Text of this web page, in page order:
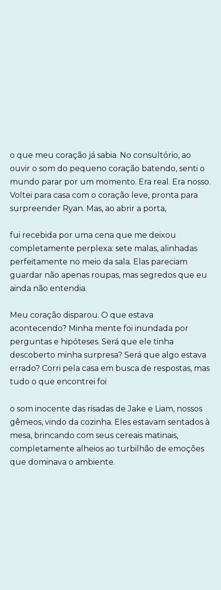
o que meu coração já sabia. No consultório, ao
ouvir o som do pequeno coração batendo, senti o
mundo parar por um momento. Era real. Era nosso.
Voltei para casa com o coração leve, pronta para
surpreender Ryan. Mas, ao abrir a porta,
fui recebida por uma cena que me deixou
completamente perplexa: sete malas, alinhadas
perfeitamente no meio da sala. Elas pareciam
guardar não apenas roupas, mas segredos que eu
ainda não entendia.
Meu coração disparou. O que estava
acontecendo? Minha mente foi inundada por
perguntas e hipóteses. Será que ele tinha
descoberto minha surpresa? Será que algo estava
errado? Corri pela casa em busca de respostas, mas
tudo o que encontrei foi
o som inocente das risadas de Jake e Liam, nossos
gêmeos, vindo da cozinha. Eles estavam sentados à
mesa, brincando com seus cereais matinais,
completamente alheios ao turbilhão de emoções
que dominava o ambiente.